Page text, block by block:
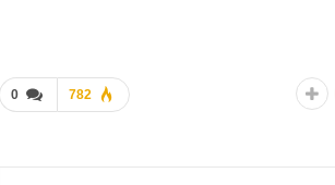
0 782